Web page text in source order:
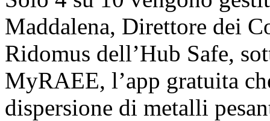
Maddalena, Direttore dei
Ridomus dell’Hub Safe,
MyRAEE, l’app gratuita
dispersione di metalli